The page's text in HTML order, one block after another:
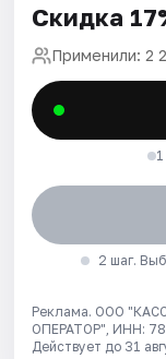
Скидка
Применили: 2
2 шаг.
Реклама. ООО
ОПЕРАТОР", ИНН:
Действует до 31